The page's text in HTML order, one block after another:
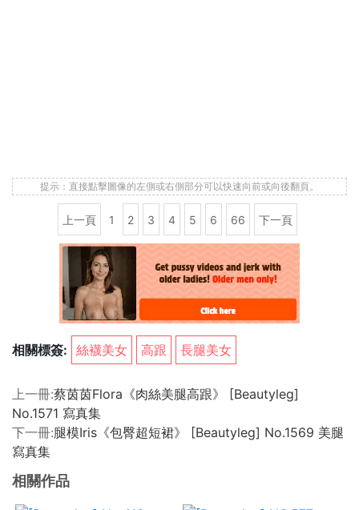
提示：直接點擊圖像的左側或右側部分可以快速向前或向後翻頁。
上一頁 1 2 3 4 5 6 66 下一頁
相關標簽: 絲襪美女 高跟 長腿美女
上一冊:蔡茵茵Flora《肉絲美腿高跟》 [Beautyleg]
No.1571 寫真集
下一冊:腿模Iris《包臀超短裙》 [Beautyleg] No.1569 美腿
寫真集
相關作品